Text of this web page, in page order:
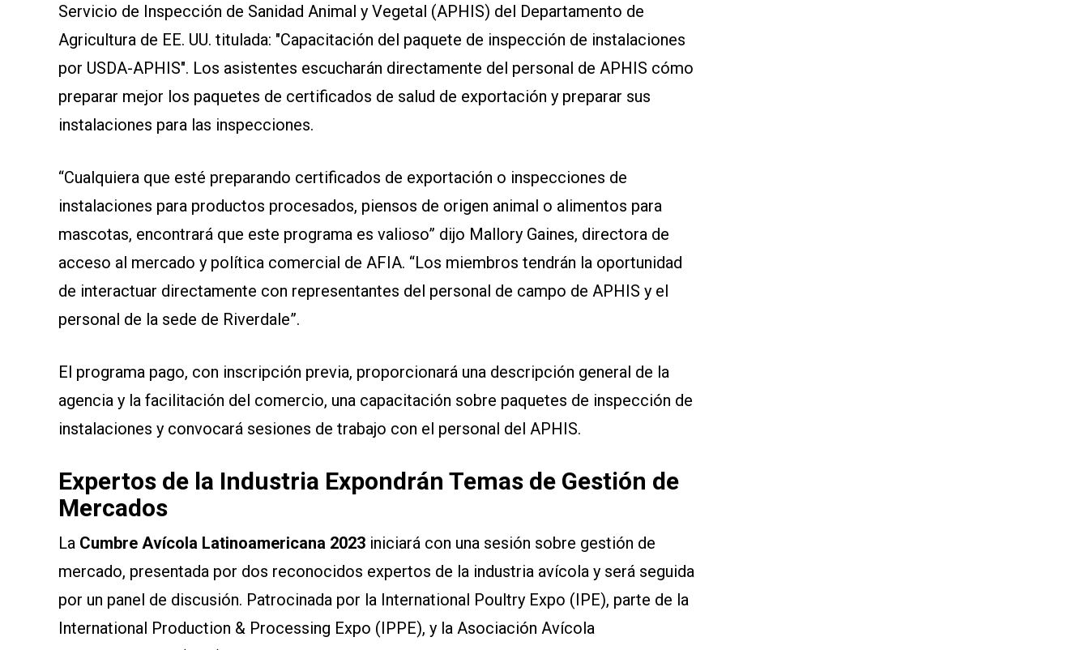
Servicio de Inspección de Sanidad Animal y Vegetal (APHIS) del Departamento de
Agricultura de EE. UU. titulada: "Capacitación del paquete de inspección de instalaciones
por USDA-APHIS". Los asistentes escucharán directamente del personal de APHIS cómo
preparar mejor los paquetes de certificados de salud de exportación y preparar sus
instalaciones para las inspecciones.
“Cualquiera que esté preparando certificados de exportación o inspecciones de
instalaciones para productos procesados, piensos de origen animal o alimentos para
mascotas, encontrará que este programa es valioso” dijo Mallory Gaines, directora de
acceso al mercado y política comercial de AFIA. “Los miembros tendrán la oportunidad
de interactuar directamente con representantes del personal de campo de APHIS y el
personal de la sede de Riverdale”.
El programa pago, con inscripción previa, proporcionará una descripción general de la
agencia y la facilitación del comercio, una capacitación sobre paquetes de inspección de
instalaciones y convocará sesiones de trabajo con el personal del APHIS.
Expertos de la Industria Expondrán Temas de Gestión de
Mercados
La Cumbre Avícola Latinoamericana 2023 iniciará con una sesión sobre gestión de
mercado, presentada por dos reconocidos expertos de la industria avícola y será seguida
por un panel de discusión. Patrocinada por la International Poultry Expo (IPE), parte de la
International Production & Processing Expo (IPPE), y la Asociación Avícola